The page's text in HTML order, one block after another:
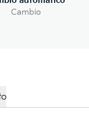
Cambio